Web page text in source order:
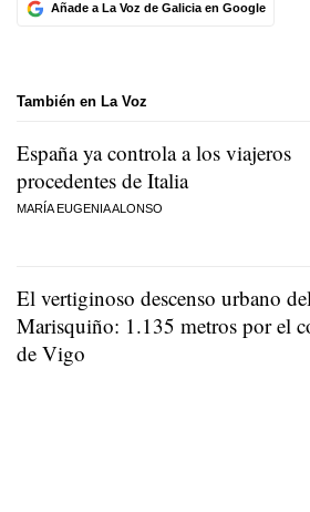
Añade a La Voz de Galicia en Google
También en La Voz
España ya controla a los viajeros
procedentes de Italia
MARÍA EUGENIA ALONSO
El vertiginoso descenso urbano del
Marisquiño: 1.135 metros por el
de Vigo